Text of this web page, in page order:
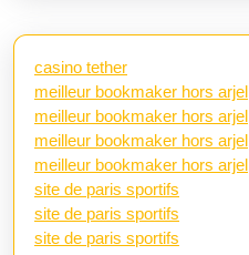
casino tether
meilleur bookmaker hors arjel
meilleur bookmaker hors arjel
meilleur bookmaker hors arjel
meilleur bookmaker hors arjel
site de paris sportifs
site de paris sportifs
site de paris sportifs